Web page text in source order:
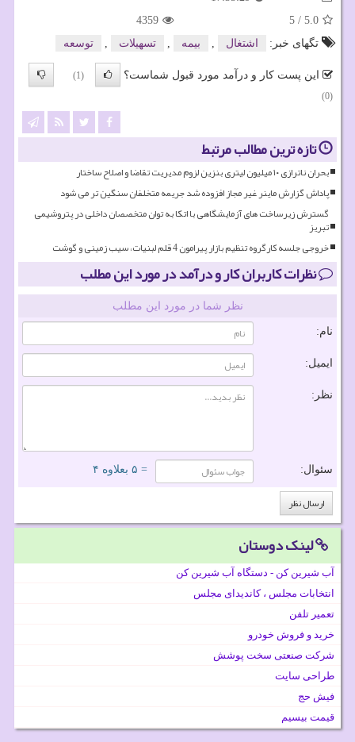
5.0
/
5
4359
تگهای خبر:
اشتغال , بیمه , تسهیلات , توسعه
این پست کار و درآمد مورد قبول شماست؟
(1)
(0)
تازه ترین مطالب مرتبط
بحران ناترازی ۱۰ میلیون لیتری بنزین لزوم مدیریت تقاضا و اصلاح ساختار
پاداش گزارش ماینر غیر مجاز افزوده شد جریمه متخلفان سنگین تر می شود
گسترش زیرساخت های آزمایشگاهی با اتکا به توان متخصصان داخلی در پتروشیمی
تبریز
خروجی جلسه کارگروه تنظیم بازار پیرامون 4 قلم لبنیات، سیب زمینی و گوشت
نظرات کاربران کار و درآمد در مورد این مطلب
نظر شما در مورد این مطلب
نام:
ایمیل:
نظر:
سئوال: = ۵ بعلاوه ۴
لینک دوستان
آب شیرین کن - دستگاه آب شیرین کن
انتخابات مجلس ، کاندیدای مجلس
تعمیر تلفن
خرید و فروش خودرو
شرکت صنعتی سخت پوشش
طراحی سایت
فیش حج
قیمت بیسیم